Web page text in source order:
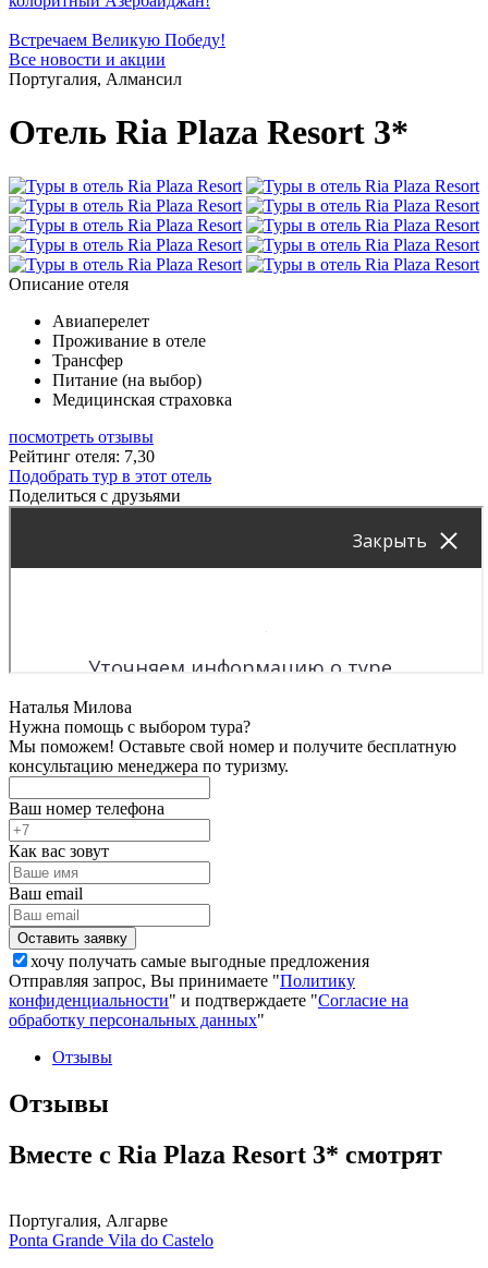
Встречаем Великую Победу!
Все новости и акции
Португалия, Алмансил
Отель Ria Plaza Resort 3*
Описание отеля
Авиаперелет
Проживание в отеле
Трансфер
Питание (на выбор)
Медицинская страховка
посмотреть отзывы
Рейтинг отеля: 7,30
Подобрать тур в этот отель
Поделиться с друзьями
Наталья Милова
Нужна помощь с выбором тура?
Мы поможем! Оставьте свой номер и получите бесплатную
консультацию менеджера по туризму.
Ваш номер телефона
Как вас зовут
Ваш email
хочу получать самые выгодные предложения
Отправляя запрос, Вы принимаете "Политику
конфиденциальности" и подтверждаете "Согласие на
обработку персональных данных"
Отзывы
Отзывы
Вместе с Ria Plaza Resort 3* смотрят
Португалия, Алгарве
Ponta Grande Vila do Castelo